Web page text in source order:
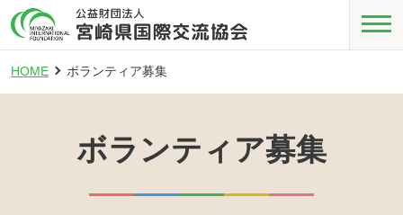
HOME ボランティア募集
ボランティア募集